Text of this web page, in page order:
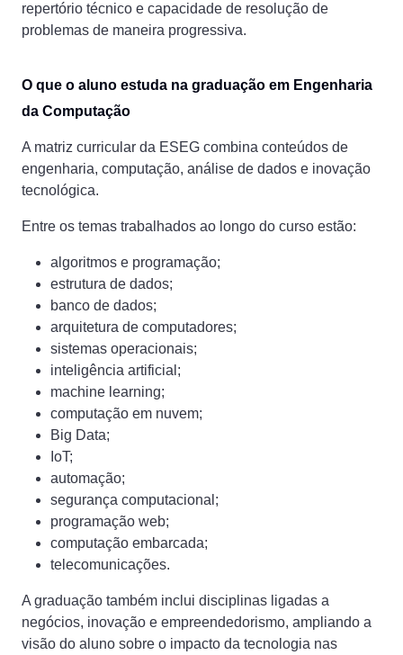
repertório técnico e capacidade de resolução de
problemas de maneira progressiva.
O que o aluno estuda na graduação em Engenharia
da Computação
A matriz curricular da ESEG combina conteúdos de
engenharia, computação, análise de dados e inovação
tecnológica.
Entre os temas trabalhados ao longo do curso estão:
algoritmos e programação;
estrutura de dados;
banco de dados;
arquitetura de computadores;
sistemas operacionais;
inteligência artificial;
machine learning;
computação em nuvem;
Big Data;
IoT;
automação;
segurança computacional;
programação web;
computação embarcada;
telecomunicações.
A graduação também inclui disciplinas ligadas a
negócios, inovação e empreendedorismo, ampliando a
visão do aluno sobre o impacto da tecnologia nas